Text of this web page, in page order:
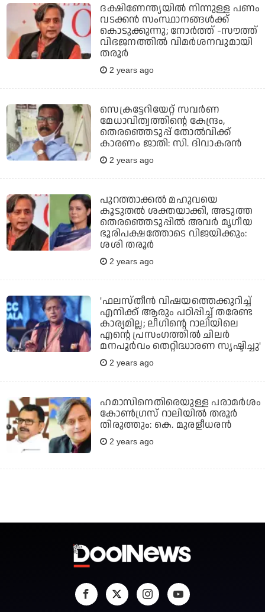
ദക്ഷിണേന്ത്യയില്‍ നിന്നുള്ള പണം
വടക്കന്‍ സംസ്ഥാനങ്ങള്‍ക്ക്
കൊടുക്കുന്നു; നോര്‍ത്ത് -സൗത്ത്
വിഭജനത്തില്‍ വിമര്‍ശനവുമായി
തരൂര്‍
2 years ago
സെക്രട്ടേറിയേറ്റ് സവര്‍ണ
മേധാവിത്വത്തിന്റെ കേന്ദ്രം,
തെരഞ്ഞെടുപ്പ് തോല്‍വിക്ക്
കാരണം ജാതി: സി. ദിവാകരന്‍
2 years ago
പുറത്താക്കൽ മഹുവയെ
കൂടുതൽ ശക്തയാക്കി, അടുത്ത
തെരഞ്ഞെടുപ്പിൽ അവർ മൃഗീയ
ഭൂരിപക്ഷത്തോടെ വിജയിക്കും:
ശശി തരൂർ
2 years ago
'ഫലസ്തീൻ വിഷയത്തെക്കുറിച്ച്
എനിക്ക് ആരും പഠിപ്പിച്ച് തരേണ്ട
കാര്യമില്ല; ലീഗിന്റെ റാലിയിലെ
എന്റെ പ്രസംഗത്തിൽ ചിലർ
മനപൂർവം തെറ്റിദ്ധാരണ സൃഷ്ടിച്ചു'
2 years ago
ഹമാസിനെതിരെയുള്ള പരാമർശം
കോൺഗ്രസ്‌ റാലിയിൽ തരൂർ
തിരുത്തും: കെ. മുരളീധരൻ
2 years ago